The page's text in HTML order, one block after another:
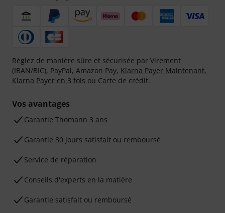
Réglez de manière sûre et sécurisée par Virement
(IBAN/BIC), PayPal, Amazon Pay, Klarna Payer Maintenant,
Klarna Payer en 3 fois ou Carte de crédit.
Vos avantages
Ga­ran­tie Thomann 3 ans
Garantie 30 jours satisfait ou remboursé
Service de réparation
Conseils d'experts en la matière
Garantie satisfait ou remboursé